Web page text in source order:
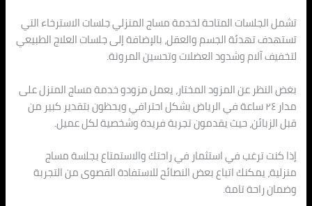
تشمل الجلسات المتاحة لخدمة مساج المنزلي جلسات الاسترخاء التي
تستهدف تهدئة الجسم والعقل، بالإضافة إلى جلسات العلاج الطبيعي
لتخفيف آلام وشدود العضلات وتحسين المرونة.
بغض النظر عن المزود المختار، يعمل مزودو خدمة مساج المنزل على
مدار ٢٤ ساعة في الرياض بشكل احترافي ويحظون بتقدير كبير من
قبل الزبائن، حيث يقدمون تجربة فريدة وشخصية لكل عميل.
إذا كنت ترغب في استثمار في راحتك والاستمتاع بجلسة مساج
منزلية، يمكنك اتباع بعض النصائح للاستفادة القصوى من التجربة
وضمان راحة تامة.